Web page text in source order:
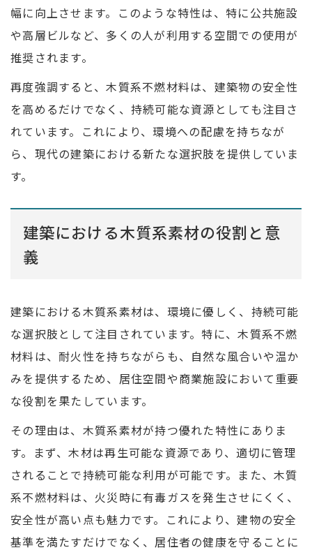
幅に向上させます。このような特性は、特に公共施設
や高層ビルなど、多くの人が利用する空間での使用が
推奨されます。
再度強調すると、木質系不燃材料は、建築物の安全性
を高めるだけでなく、持続可能な資源としても注目さ
れています。これにより、環境への配慮を持ちなが
ら、現代の建築における新たな選択肢を提供していま
す。
建築における木質系素材の役割と意
義
建築における木質系素材は、環境に優しく、持続可能
な選択肢として注目されています。特に、木質系不燃
材料は、耐火性を持ちながらも、自然な風合いや温か
みを提供するため、居住空間や商業施設において重要
な役割を果たしています。
その理由は、木質系素材が持つ優れた特性にありま
す。まず、木材は再生可能な資源であり、適切に管理
されることで持続可能な利用が可能です。また、木質
系不燃材料は、火災時に有毒ガスを発生させにくく、
安全性が高い点も魅力です。これにより、建物の安全
基準を満たすだけでなく、居住者の健康を守ることに